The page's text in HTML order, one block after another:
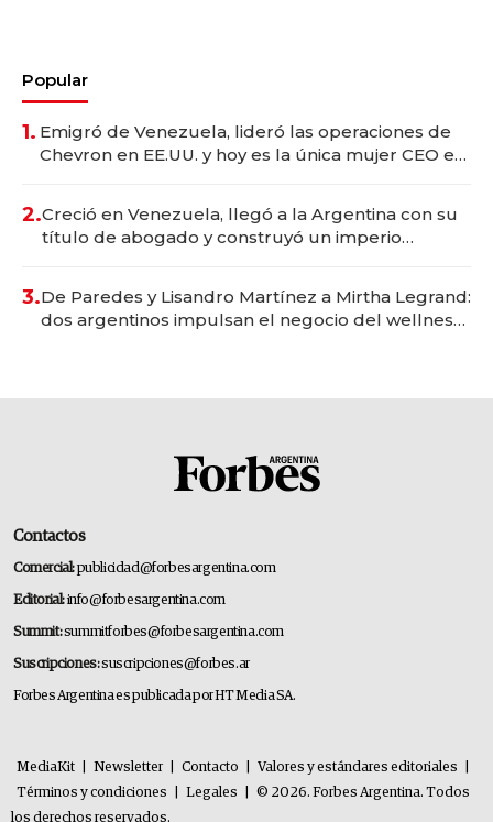
Popular
1. Emigró de Venezuela, lideró las operaciones de
Chevron en EE.UU. y hoy es la única mujer CEO en
2.Creció en Venezuela, llegó a la Argentina con su
título de abogado y construyó un imperio
3.De Paredes y Lisandro Martínez a Mirtha Legrand:
dos argentinos impulsan el negocio del wellness
Contactos
Comercial:publicidad@forbesargentina.com
Editorial:info@forbesargentina.com
Summit:summitforbes@forbesargentina.com
Suscripciones:suscripciones@forbes.ar
Forbes Argentina es publicada por HT Media SA.
MediaKit Newsletter Contacto Valores y estándares editoriales
Términos y condiciones
Legales
© 2026. Forbes Argentina. Todos
los derechos reservados.